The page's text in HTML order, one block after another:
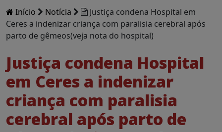
Início Notícia
Justiça condena Hospital em
Ceres a indenizar criança com paralisia cerebral após
parto de gêmeos(veja nota do hospital)
Justiça condena Hospital
em Ceres a indenizar
criança com paralisia
cerebral após parto de